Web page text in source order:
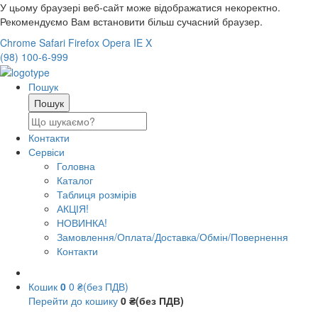
У цьому браузері веб-сайт може відображатися некоректно.
Рекомендуємо Вам встановити більш сучасний браузер.
Chrome Safari Firefox Opera IE X
(98) 100-6-999
Пошук
Контакти
Сервіси
Головна
Каталог
Таблиця розмірів
АКЦІЯ!
НОВИНКА!
Замовлення/Оплата/Доставка/Обмін/Повернення
Контакти
Кошик 0 0 ₴(без ПДВ)
Перейти до кошику 0 ₴(без ПДВ)